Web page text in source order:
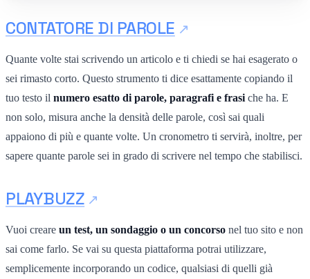
CONTATORE DI PAROLE
Quante volte stai scrivendo un articolo e ti chiedi se hai esagerato o
sei rimasto corto. Questo strumento ti dice esattamente copiando il
tuo testo il numero esatto di parole, paragrafi e frasi che ha. E
non solo, misura anche la densità delle parole, così sai quali
appaiono di più e quante volte. Un cronometro ti servirà, inoltre, per
sapere quante parole sei in grado di scrivere nel tempo che stabilisci.
PLAYBUZZ
Vuoi creare un test, un sondaggio o un concorso nel tuo sito e non
sai come farlo. Se vai su questa piattaforma potrai utilizzare,
semplicemente incorporando un codice, qualsiasi di quelli già